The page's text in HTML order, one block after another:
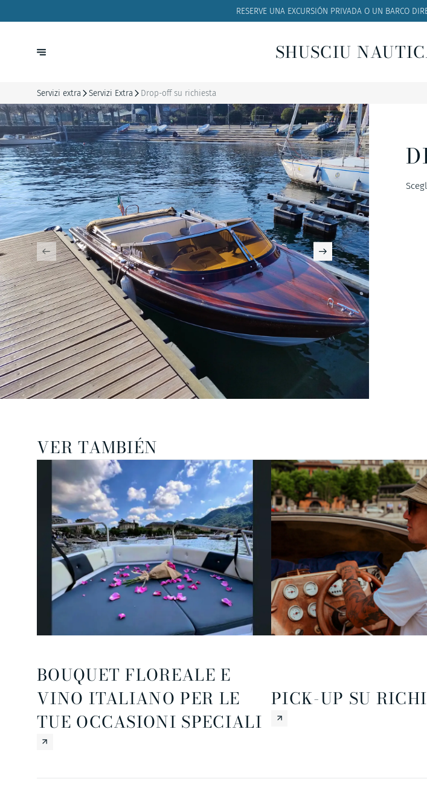
RESERVE UNA EXCURSIÓN PRIVADA O UN BARCO
SHUSCIU
Servizi extra Servizi Extra Drop-off su richiesta
VER TAMBIÉN
BOUQUET FLOREALE E
VINO ITALIANO PER LE
TUE OCCASIONI SPECIALI
PICK-UP SU